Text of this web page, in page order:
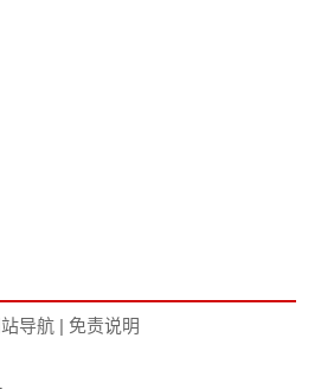
导航| 免责说明